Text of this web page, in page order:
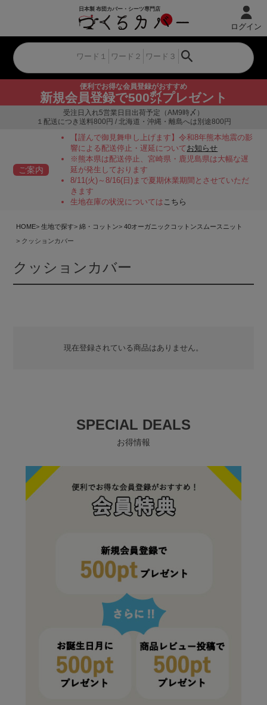
便利でお得な会員登録がおすすめ
新規会員登録で500㌽プレゼント
ログイン
受注日入れ5営業日目出荷予定（AM9時〆）
１配送につき送料800円 / 北海道・沖縄・離島へは別途800円
ご案内
【謹んで御見舞申し上げます】令和8年熊本地震の影
響による配送停止・遅延についてお知らせ
※熊本県は配送停止、宮崎県・鹿児島県は大幅な遅
延が発生しております
8/11(火)～8/16(日)まで夏期休業期間とさせていただ
きます
生地在庫の状況についてはこちら
HOME 生地で探す 綿・コットン
40オーガニックコットンスムースニット
クッションカバー
クッションカバー
現在登録されている商品はありません。
SPECIAL DEALS
お得情報